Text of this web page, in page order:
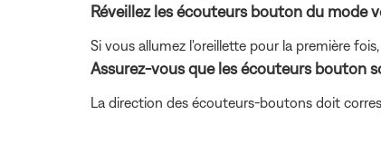
Réveillez les écouteurs bouton du mode
Si vous allumez l'oreillette pour la première
Assurez-vous que les écouteurs bouton
La direction des écouteurs-boutons doit